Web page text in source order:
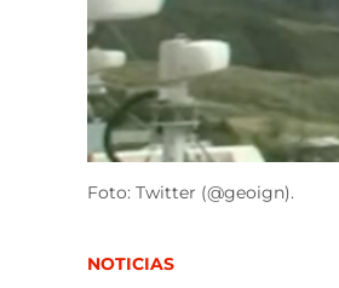
Foto: Twitter (@geoign).
POSTED
NOTICIAS